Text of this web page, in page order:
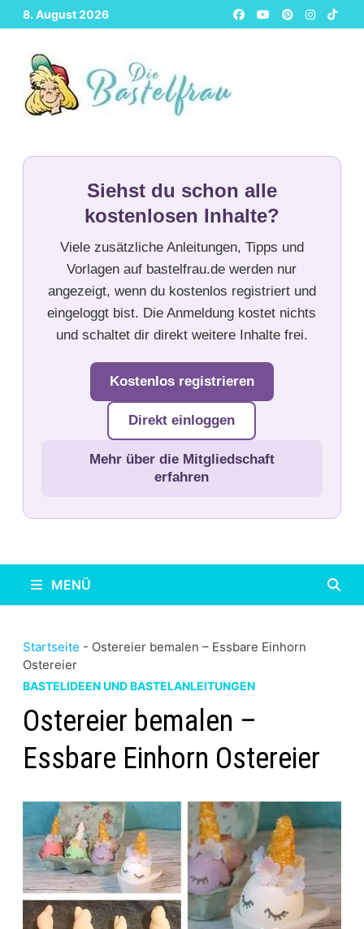
Zurück
zum
Inhalt
8. August 2026
Siehst du schon alle
kostenlosen Inhalte?
Viele zusätzliche Anleitungen, Tipps und
Vorlagen auf bastelfrau.de werden nur
angezeigt, wenn du kostenlos registriert und
eingeloggt bist. Die Anmeldung kostet nichts
und schaltet dir direkt weitere Inhalte frei.
Kostenlos registrieren
Direkt einloggen
Mehr über die Mitgliedschaft
erfahren
MENÜ
Startseite - Ostereier bemalen – Essbare Einhorn
Ostereier
BASTELIDEEN UND BASTELANLEITUNGEN
Ostereier bemalen –
Essbare Einhorn Ostereier